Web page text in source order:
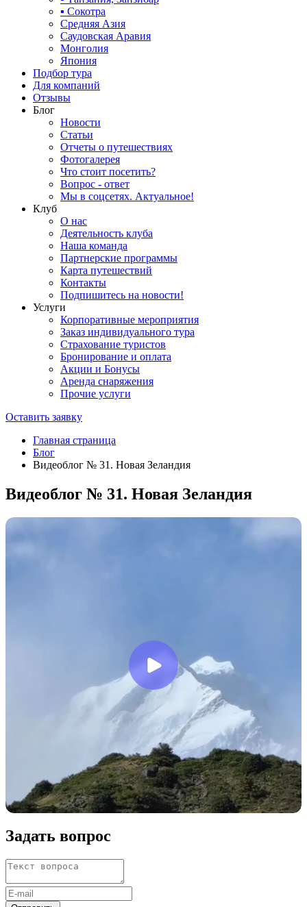
▪ Сокотра
Средняя Азия
Саудовская Аравия
Монголия
Япония
Подбор тура
Для компаний
Отзывы
Блог
Новости
Статьи
Отчеты о путешествиях
Фотогалерея
Что стоит посетить?
Вопрос - ответ
Мы в соцсетях. Актуальное!
Клуб
О нас
Деятельность клуба
Наша команда
Партнерские программы
Карта путешествий
Контакты
Подпишитесь на новости!
Услуги
Корпоративные мероприятия
Заказ индивидуального тура
Страхование туристов
Бронирование и оплата
Акции и Бонусы
Аренда снаряжения
Прочие услуги
Оставить заявку
Главная страница
Блог
Видеоблог № 31. Новая Зеландия
Видеоблог № 31. Новая Зеландия
Задать вопрос